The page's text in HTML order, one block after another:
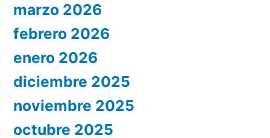
marzo 2026
febrero 2026
enero 2026
diciembre 2025
noviembre 2025
octubre 2025